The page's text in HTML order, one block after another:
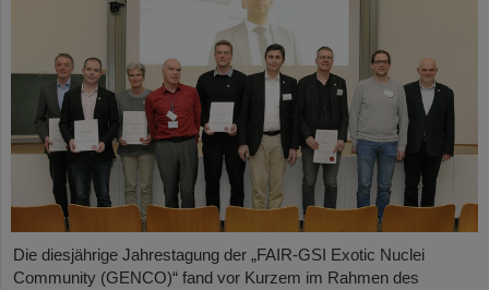
Die diesjährige Jahrestagung der „FAIR-GSI Exotic Nuclei
Community (GENCO)“ fand vor Kurzem im Rahmen des